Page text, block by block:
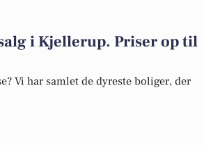
i Kjellerup. Priser op til
Vi har samlet de dyreste boliger, der